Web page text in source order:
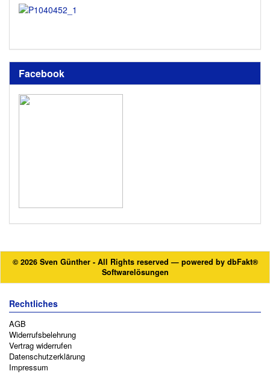
Facebook
© 2026 Sven Günther - All Rights reserved — powered by dbFakt®
Softwarelösungen
Rechtliches
AGB
Widerrufsbelehrung
Vertrag widerrufen
Datenschutzerklärung
Impressum